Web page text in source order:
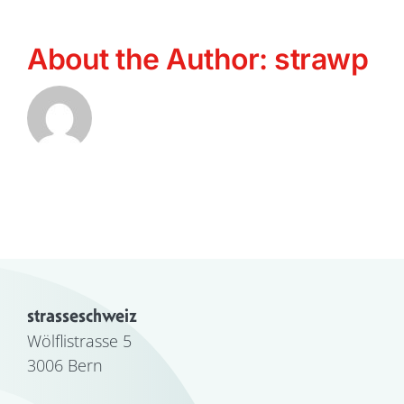
About the Author: strawp
strasseschweiz
Wölflistrasse 5
3006 Bern